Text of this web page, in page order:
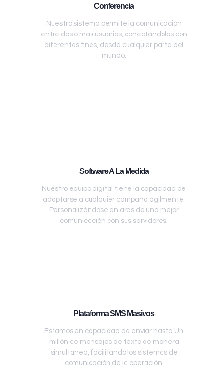
Conferencia
Nuestro sistema permite la comunicación
entre dos o más usuarios, conectándolos con
diferentes fines, desde cualquier parte del
mundo.
Software A La Medida
Nuestro equipo digital tiene la capacidad de
adaptarse a cualquier campaña ágilmente.
Personalizándose en aras de una mejor
comunicación con sus servidores.
Plataforma SMS Masivos
Estamos en capacidad de enviar hasta Un
millón de mensajes de texto de manera
simultánea, facilitando los sistemas de
comunicación de la operación.